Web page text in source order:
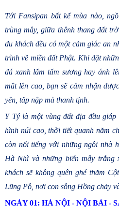
Tới Fansipan bất kể mùa nào,
trùng mây, giữa thênh thang đất
du khách đều có một cảm giác an
trình về miền đất Phật. Khi đặt
đá xanh lấm tấm sương hay ánh
mắt lên cao, bạn sẽ cảm nhận
yên, tấp nập mà thanh tịnh.
Y Tý là một vùng đất địa đầu
hình núi cao, thời tiết quanh năm
còn nổi tiếng với những ngôi nhà
Hà Nhì và những biển mây trắng
khách sẽ không quên ghé thăm
Lũng Pô, nơi con sông Hồng chảy
NGÀY 01: HÀ NỘI - NỘI BÀI -